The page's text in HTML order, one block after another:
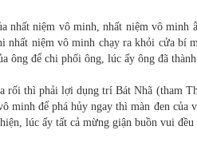
nhất niệm vô minh, nhất niệm vô
nhất niệm vô minh chạy ra khỏi cửa bí
ông để chi phối ông, lúc ấy ông đã
rối thì phải lợi dụng trí Bát Nhã (tham
minh để phá hủy ngay thì màn đen
lúc ấy tất cả mừng giận buồn vui